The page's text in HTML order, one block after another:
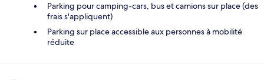
Parking pour camping-cars, bus et camions sur place (des
frais s'appliquent)
Parking sur place accessible aux personnes à mobilité
réduite